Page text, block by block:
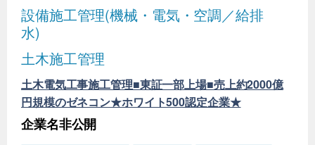
設備施工管理(機械・電気・空調／給排
水)
土木施工管理
土木電気工事施工管理■東証一部上場■売上約2000億
円規模のゼネコン★ホワイト500認定企業★
企業名非公開